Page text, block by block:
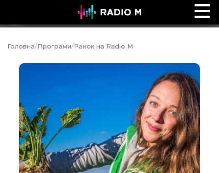
Ефір Radio M
Головна/Програми/Ранок на Radio M